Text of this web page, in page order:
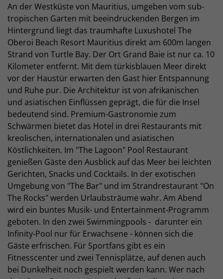
An der Westküste von Mauritius, umgeben vom sub-
tropischen Garten mit beeindruckenden Bergen im
Hintergrund liegt das traumhafte Luxushotel The
Oberoi Beach Resort Mauritius direkt am 600m langen
Strand von Turtle Bay. Der Ort Grand Baie ist nur ca. 10
Kilometer entfernt. Mit dem türkisblauen Meer direkt
vor der Haustür erwarten den Gast hier Entspannung
und Ruhe pur. Die Architektur ist von afrikanischen
und asiatischen Einflüssen geprägt, die für die Insel
bedeutend sind. Premium-Gastronomie zum
Schwärmen bietet das Hotel in drei Restaurants mit
kreolischen, internationalen und asiatischen
Köstlichkeiten. Im "The Lagoon" Pool Restaurant
genießen Gäste den Ausblick auf das Meer bei leichten
Gerichten, Snacks und Cocktails. In der exotischen
Umgebung von "The Bar" und im Strandrestaurant "On
The Rocks" werden Urlaubsträume wahr. Am Abend
wird ein buntes Musik- und Entertainment-Programm
geboten. In den zwei Swimmingpools - darunter ein
Infinity-Pool nur für Erwachsene - können sich die
Gäste erfrischen. Für Sportfans gibt es ein
Fitnesscenter und zwei Tennisplätze, auf denen auch
bei Dunkelheit noch gespielt werden kann. Wer nach